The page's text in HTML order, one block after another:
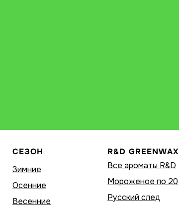
R&D GREENWAX
Все ароматы R&D
Мороженое по 20
Русский след
СЕЗОН
Зимние
Осенние
Весенние